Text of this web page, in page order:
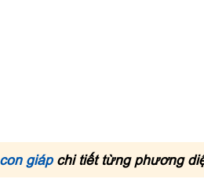
giápchi tiết từng phương